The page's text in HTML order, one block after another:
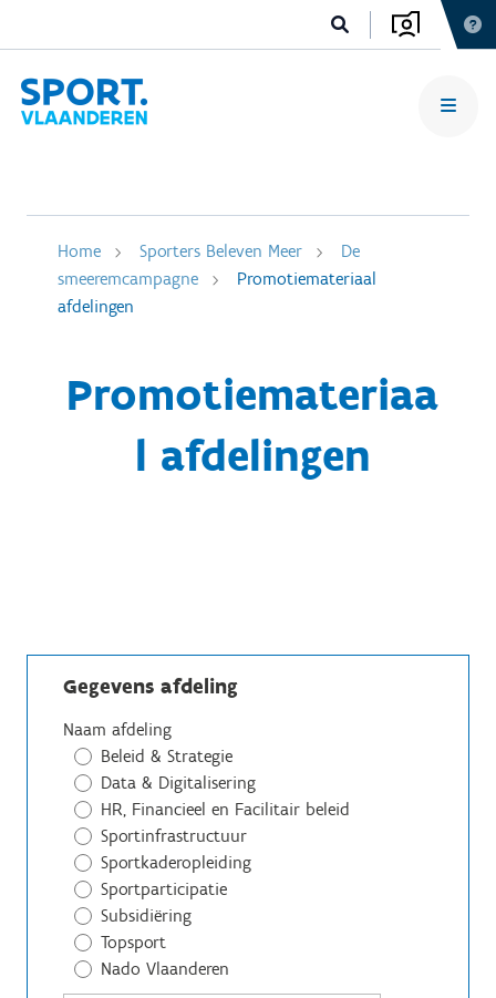
Home Sporters Beleven Meer
De
smeeremcampagne
Promotiemateriaal
afdelingen
Promotiemateriaa
l afdelingen
Gegevens afdeling
Naam afdeling
Beleid & Strategie
Data & Digitalisering
HR, Financieel en Facilitair beleid
Sportinfrastructuur
Sportkaderopleiding
Sportparticipatie
Subsidiëring
Topsport
Nado Vlaanderen